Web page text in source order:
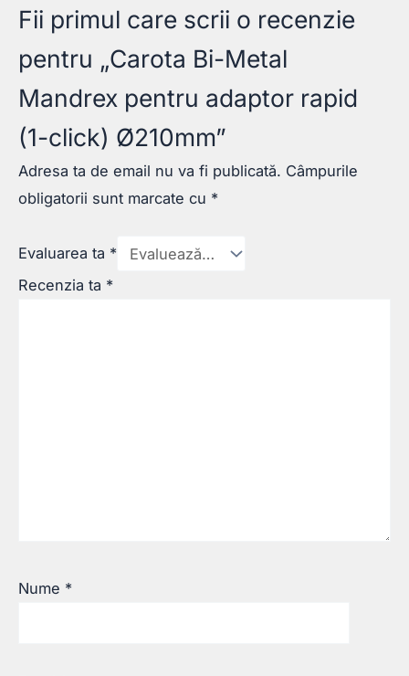
Fii primul care scrii o recenzie
pentru „Carota Bi-Metal
Mandrex pentru adaptor rapid
(1-click) Ø210mm”
Adresa ta de email nu va fi publicată. Câmpurile
obligatorii sunt marcate cu *
Evaluarea ta *
Recenzia ta *
Nume *